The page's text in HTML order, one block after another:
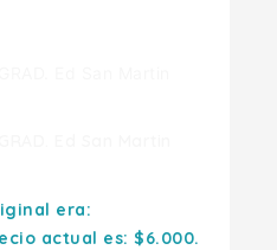
era:
actual es: $6.000.